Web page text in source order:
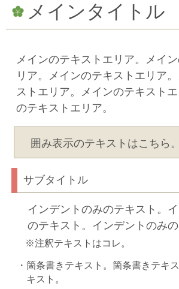
メインタイトル
メインのテキストエリア。メイ
リア。メインのテキストエリア
ストエリア。メインのテキスト
のテキストエリア。
囲み表示のテキストはこちら。
サブタイトル
インデントのみのテキスト。
のテキスト。インデントのみの
注釈テキストはコレ。
箇条書きテキスト。箇条書きテキ
キスト。